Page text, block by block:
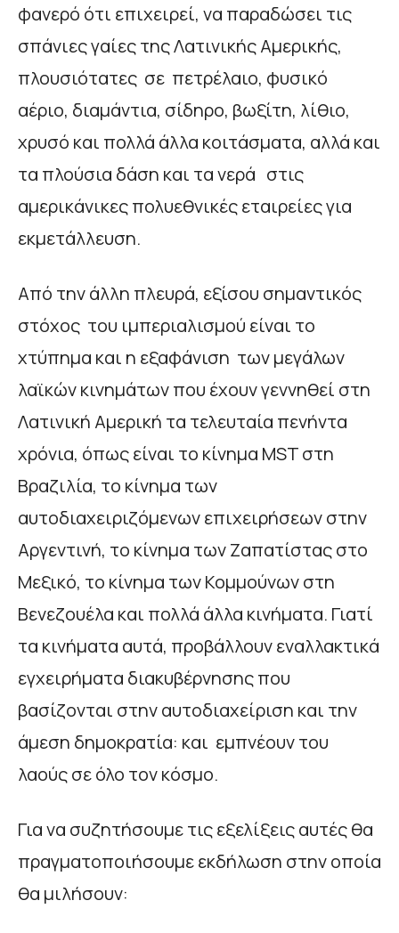
φανερό ότι επιχειρεί, να παραδώσει τις
σπάνιες γαίες της Λατινικής Αμερικής,
πλουσιότατες σε πετρέλαιο, φυσικό
αέριο, διαμάντια, σίδηρο, βωξίτη, λίθιο,
χρυσό και πολλά άλλα κοιτάσματα, αλλά και
τα πλούσια δάση και τα νερά στις
αμερικάνικες πολυεθνικές εταιρείες για
εκμετάλλευση.
Από την άλλη πλευρά, εξίσου σημαντικός
στόχος του ιμπεριαλισμού είναι το
χτύπημα και η εξαφάνιση των μεγάλων
λαϊκών κινημάτων που έχουν γεννηθεί στη
Λατινική Αμερική τα τελευταία πενήντα
χρόνια, όπως είναι το κίνημα MST στη
Βραζιλία, το κίνημα των
αυτοδιαχειριζόμενων επιχειρήσεων στην
Αργεντινή, το κίνημα των Ζαπατίστας στο
Μεξικό, το κίνημα των Κομμούνων στη
Βενεζουέλα και πολλά άλλα κινήματα. Γιατί
τα κινήματα αυτά, προβάλλουν εναλλακτικά
εγχειρήματα διακυβέρνησης που
βασίζονται στην αυτοδιαχείριση και την
άμεση δημοκρατία: και εμπνέουν του
λαούς σε όλο τον κόσμο.
Για να συζητήσουμε τις εξελίξεις αυτές θα
πραγματοποιήσουμε εκδήλωση στην οποία
θα μιλήσουν: